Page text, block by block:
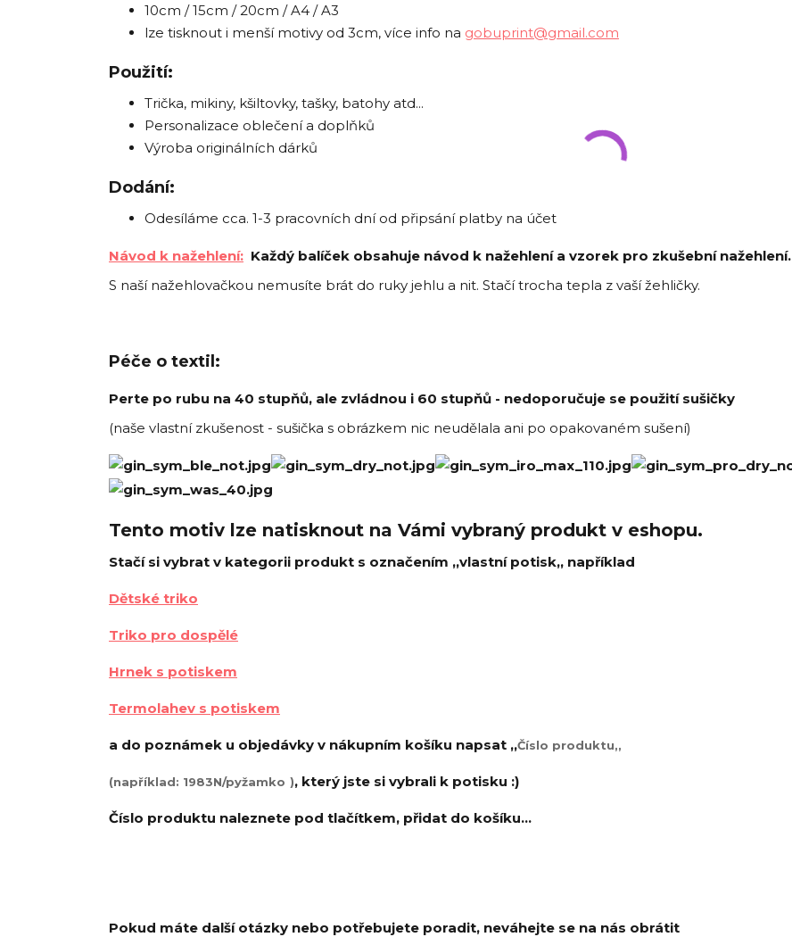
10cm / 15cm / 20cm / A4 / A3
lze tisknout i menší motivy od 3cm, více info na gobuprint@gmail.com
Použití:
Trička, mikiny, kšiltovky, tašky, batohy atd...
Personalizace oblečení a doplňků
Výroba originálních dárků
Dodání:
Odesíláme cca. 1-3 pracovních dní od připsání platby na účet
Návod k nažehlení: Každý balíček obsahuje návod k nažehlení a vzorek pro zkušební nažehlení.
S naší nažehlovačkou nemusíte brát do ruky jehlu a nit. Stačí trocha tepla z vaší žehličky.
Péče o textil:
Perte po rubu na 40 stupňů, ale zvládnou i 60 stupňů - nedoporučuje se použití sušičky
(naše vlastní zkušenost - sušička s obrázkem nic neudělala ani po opakovaném sušení)
Tento motiv lze natisknout na Vámi vybraný produkt v eshopu.
Stačí si vybrat v kategorii produkt s označením ,,vlastní potisk,, například
Dětské triko
Triko pro dospělé
Hrnek s potiskem
Termolahev s potiskem
a do poznámek u objedávky v nákupním košíku napsat ,,Číslo produktu,,
(například: 1983N/pyžamko ), který jste si vybrali k potisku :)
Číslo produktu naleznete pod tlačítkem, přidat do košíku...
Pokud máte další otázky nebo potřebujete poradit, neváhejte se na nás obrátit